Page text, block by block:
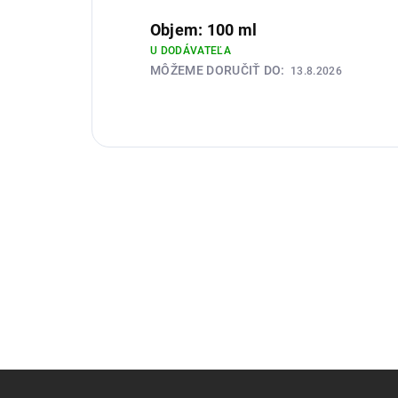
Objem: 100 ml
U DODÁVATEĽA
MÔŽEME DORUČIŤ DO: 13.8.2026